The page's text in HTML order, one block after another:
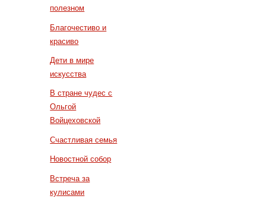
полезном
Благочестиво и
красиво
Дети в мире
искусства
В стране чудес с
Ольгой
Войцеховской
Счастливая семья
Новостной собор
Встреча за
кулисами